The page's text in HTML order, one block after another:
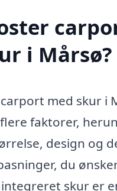
i Mårsø?
med skur i
faktorer,
design og
du
skur er